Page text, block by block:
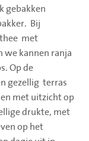
gebakken
Bij
met
we kannen ranja
Op de
gezellig terras
met uitzicht op
drukte, met
op het